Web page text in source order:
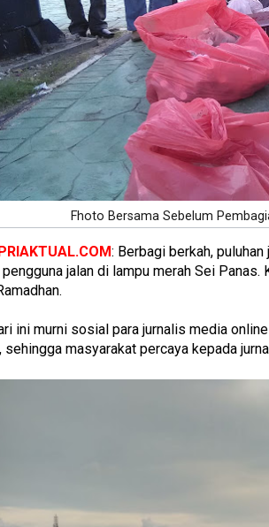
Fhoto Bersama Sebelum
: Berbagi berkah,
jalan di lampu merah Sei
ini murni sosial para jurnalis media
sehingga masyarakat percaya kepada